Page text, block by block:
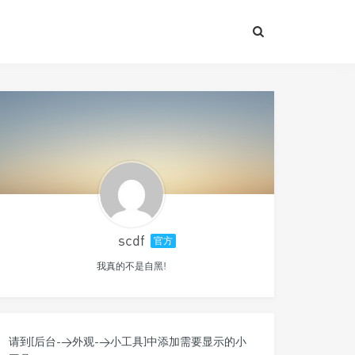
scdf 官方
我真的不是自黑!
请到[后台->外观->小工具]中添加需要显示的小